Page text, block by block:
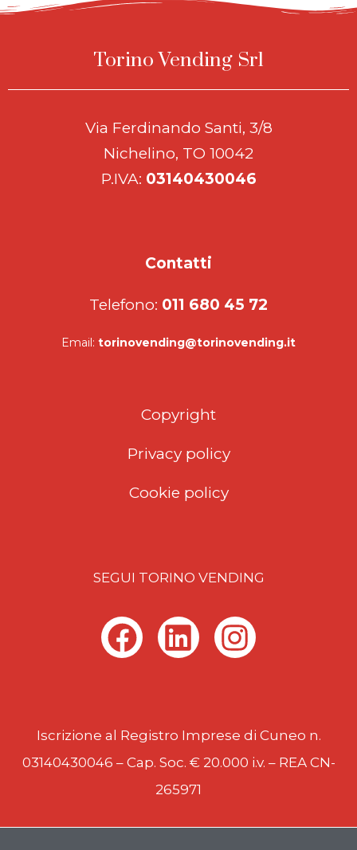
Torino Vending Srl
Via Ferdinando Santi, 3/8
Nichelino, TO 10042
P.IVA: 03140430046
Contatti
Telefono: 011 680 45 72
Email: torinovending@torinovending.it
Copyright
Privacy policy
Cookie policy
SEGUI TORINO VENDING
F
a
b
o
k
L
i
e
d
n
I
n
a
g
a
Iscrizione al Registro Imprese di Cuneo n.
03140430046 – Cap. Soc. € 20.000 i.v. – REA CN-
265971